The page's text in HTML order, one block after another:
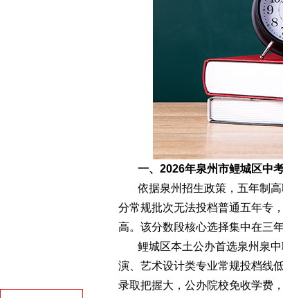
一、2026年泉州市鲤城区中
依据泉州招生政策，五年制
分常规批次无法投档普通五年专
高。该分数段核心选择集中在三
鲤城区本土公办首选泉州泉
演、艺术设计类专业常规投档线
录取把握大，公办院校免收学费